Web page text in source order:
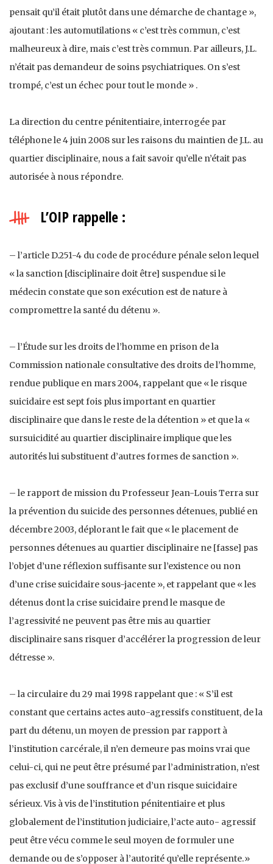
pensait qu’il était plutôt dans une démarche de chantage »,
ajoutant : les automutilations « c’est très commun, c’est
malheureux à dire, mais c’est très commun. Par ailleurs, J.L.
n’était pas demandeur de soins psychiatriques. On s’est
trompé, c’est un échec pour tout le monde » .
La direction du centre pénitentiaire, interrogée par
téléphone le 4 juin 2008 sur les raisons du maintien de J.L. au
quartier disciplinaire, nous a fait savoir qu’elle n’était pas
autorisée à nous répondre.
L’OIP rappelle :
– l’article D.251-4 du code de procédure pénale selon lequel
« la sanction [disciplinaire doit être] suspendue si le
médecin constate que son exécution est de nature à
compromettre la santé du détenu ».
– l’Étude sur les droits de l’homme en prison de la
Commission nationale consultative des droits de l’homme,
rendue publique en mars 2004, rappelant que « le risque
suicidaire est sept fois plus important en quartier
disciplinaire que dans le reste de la détention » et que la «
sursuicidité au quartier disciplinaire implique que les
autorités lui substituent d’autres formes de sanction ».
– le rapport de mission du Professeur Jean-Louis Terra sur
la prévention du suicide des personnes détenues, publié en
décembre 2003, déplorant le fait que « le placement de
personnes détenues au quartier disciplinaire ne [fasse] pas
l’objet d’une réflexion suffisante sur l’existence ou non
d’une crise suicidaire sous-jacente », et rappelant que « les
détenus dont la crise suicidaire prend le masque de
l’agressivité ne peuvent pas être mis au quartier
disciplinaire sans risquer d’accélérer la progression de leur
détresse ».
– la circulaire du 29 mai 1998 rappelant que : « S’il est
constant que certains actes auto-agressifs constituent, de la
part du détenu, un moyen de pression par rapport à
l’institution carcérale, il n’en demeure pas moins vrai que
celui-ci, qui ne peut être présumé par l’administration, n’est
pas exclusif d’une souffrance et d’un risque suicidaire
sérieux. Vis à vis de l’institution pénitentiaire et plus
globalement de l’institution judiciaire, l’acte auto- agressif
peut être vécu comme le seul moyen de formuler une
demande ou de s’opposer à l’autorité qu’elle représente.»